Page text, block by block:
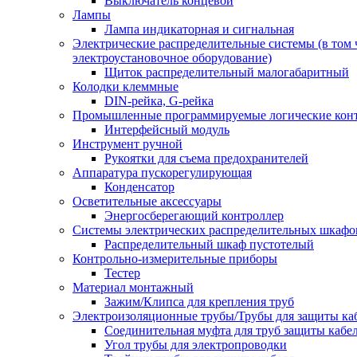
Лампы
Лампа индикаторная и сигнальная
Электрические распределительные системы (в том
электроустановочное оборудование)
Щиток распределительный малогабаритный
Колодки клеммные
DIN-рейка, G-рейка
Промышленные программируемые логические
Интерфейсный модуль
Инструмент ручной
Рукоятки для съема предохранителей
Аппаратура пускорегулирующая
Конденсатор
Осветительные аксессуары
Энергосберегающий контроллер
Системы электрических распределительных
Распределительный шкаф пустотелый
Контрольно-измерительные приборы
Тестер
Материал монтажный
Зажим/Клипса для крепления труб
Электроизоляционные трубы/Трубы для защиты
Соединительная муфта для труб защиты
Угол трубы для электропроводки